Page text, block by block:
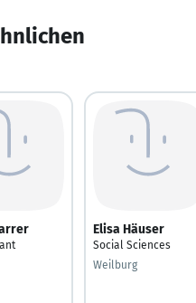
Elisa Häuser
Social Sciences
Weilburg